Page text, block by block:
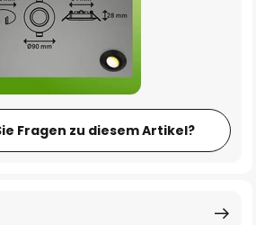
Fragen zu diesem Artikel?